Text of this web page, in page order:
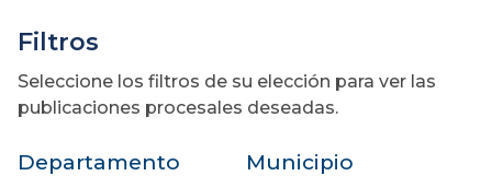
Filtros
Seleccione los filtros de su elección para ver las
publicaciones procesales deseadas.
Departamento Municipio